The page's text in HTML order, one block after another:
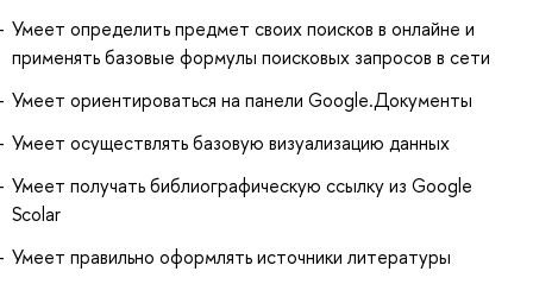
Умеет определить предмет своих поисков в онлайне и
применять базовые формулы поисковых запросов в сети
Умеет ориентироваться на панели Google.Документы
Умеет осуществлять базовую визуализацию данных
Умеет получать библиографическую ссылку из Google
Scolar
Умеет правильно оформлять источники литературы